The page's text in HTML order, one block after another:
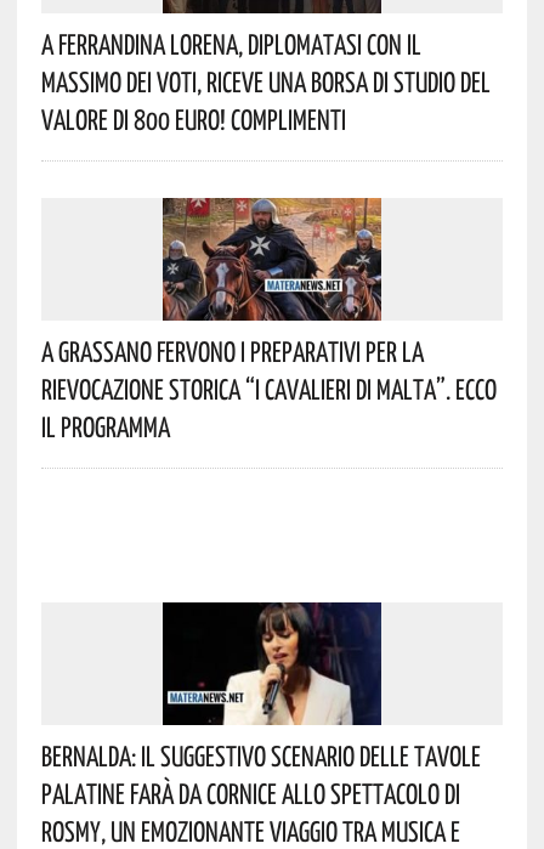
A Ferrandina Lorena, Diplomatasi Con Il
Massimo Dei Voti, Riceve Una Borsa Di Studio Del
Valore Di 800 Euro! Complimenti
A Grassano Fervono I Preparativi Per La
Rievocazione Storica “I CAVALIERI DI MALTA”. Ecco
Il Programma
Bernalda: Il Suggestivo Scenario Delle Tavole
Palatine Farà Da Cornice Allo Spettacolo Di
Rosmy, Un Emozionante Viaggio Tra Musica E